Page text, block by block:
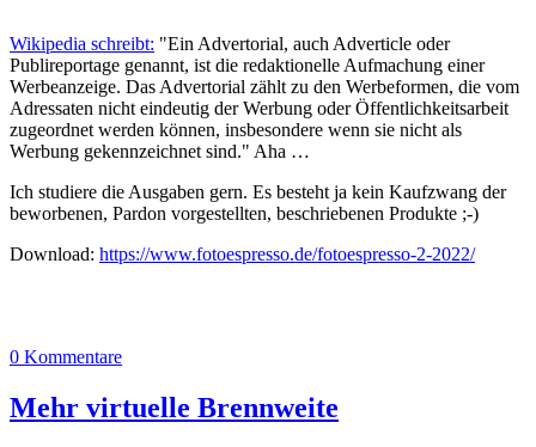
Wikipedia schreibt: "Ein Advertorial, auch Adverticle oder
Publireportage genannt, ist die redaktionelle Aufmachung einer
Werbeanzeige. Das Advertorial zählt zu den Werbeformen, die vom
Adressaten nicht eindeutig der Werbung oder Öffentlichkeitsarbeit
zugeordnet werden können, insbesondere wenn sie nicht als
Werbung gekennzeichnet sind." Aha …
Ich studiere die Ausgaben gern. Es besteht ja kein Kaufzwang der
beworbenen, Pardon vorgestellten, beschriebenen Produkte ;-)
Download: https://www.fotoespresso.de/fotoespresso-2-2022/
0 Kommentare
Mehr virtuelle Brennweite